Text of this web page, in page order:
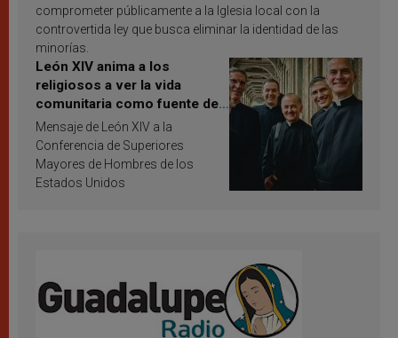
comprometer públicamente a la Iglesia local con la
controvertida ley que busca eliminar la identidad de las
minorías.
León XIV anima a los
religiosos a ver la vida
comunitaria como fuente de
inspiración y santificación
Mensaje de León XIV a la
Conferencia de Superiores
Mayores de Hombres de los
Estados Unidos